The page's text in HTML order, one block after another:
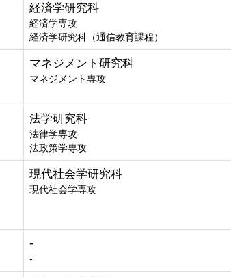
経済学研究科
経済学専攻
経済学研究科（通信教育課程）
マネジメント研究科
マネジメント専攻
法学研究科
法律学専攻
法政策学専攻
現代社会学研究科
現代社会学専攻
-
-